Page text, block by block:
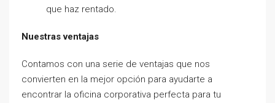
que haz rentado.
Nuestras ventajas
Contamos con una serie de ventajas que nos
convierten en la mejor opción para ayudarte a
encontrar la oficina corporativa perfecta para tu